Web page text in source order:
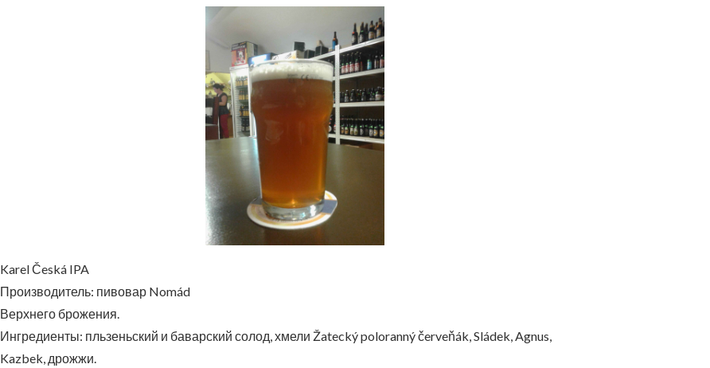
Karel Česká IPA
Производитель: пивовар Nomád
Верхнего брожения.
Ингредиенты: пльзеньский и баварский солод, хмели Žatecký poloranný červeňák, Sládek, Agnus,
Kazbek, дрожжи.